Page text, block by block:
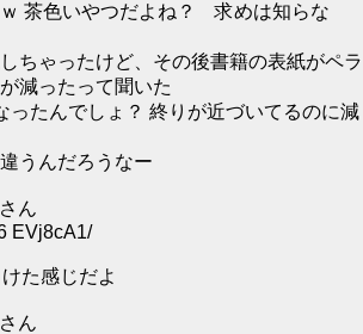
茶色いやつだよね？ 求めは知らな
ちゃったけど、その後書籍の表紙がペラ
減ったって聞いた
ったんでしょ？ 終りが近づいてるのに減
うんだろうなー
ん
EVj8cA1/
た感じだよ
ん